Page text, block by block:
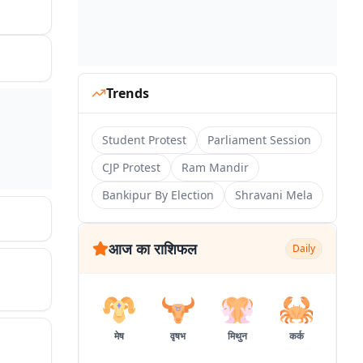
Trends
Student Protest
Parliament Session
CJP Protest
Ram Mandir
Bankipur By Election
Shravani Mela
आज का राशिफल Daily
मेष वृषभ मिथुन कर्क